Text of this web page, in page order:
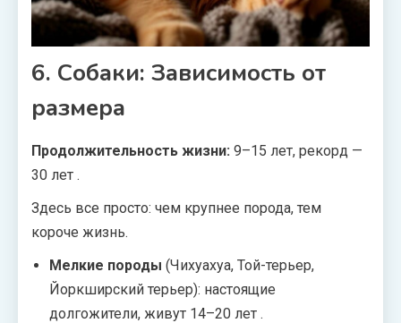
6. Собаки: Зависимость от
размера
Продолжительность жизни: 9–15 лет, рекорд —
30 лет .
Здесь все просто: чем крупнее порода, тем
короче жизнь.
Мелкие породы (Чихуахуа, Той-терьер,
Йоркширский терьер): настоящие
долгожители, живут 14–20 лет .